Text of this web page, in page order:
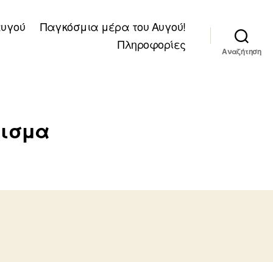
Παγκόσμια μέρα του Αυγού!
Πληροφορίες
Αναζήτηση